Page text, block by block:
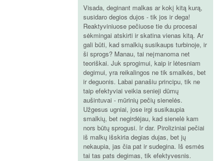
Visada, deginant malkas ar kokį kitą kurą,
susidaro degios dujos - tik jos ir dega!
Reaktyviniuose pečiuose tie du procesai
sėkmingai atskirti ir skatina vienas kitą. Ar
gali būti, kad smalkių susikaups turbinoje, ir
ši sprogs? Manau, tai neįmanoma net
teoriškai. Juk sprogimui, kaip ir lėtesniam
degimui, yra reikalingos ne tik smalkės, bet
ir deguonis. Labai panašiu principu, tik ne
taip efektyviai veikia senieji dūmų
aušintuvai - mūrinių pečių sienelės.
Užgesus ugniai, jose irgi susikaupia
smalkių, bet negirdėjau, kad sienelė kam
nors būtų sprogusi. Ir dar. Piroliziniai pečiai
iš malkų išskiria degias dujas, bet jų
nekaupia, jas čia pat ir sudegina. Iš esmės
tai tas pats degimas, tik efektyvesnis.